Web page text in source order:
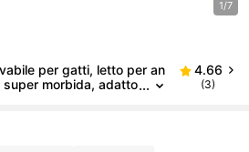
1/7
per gatti, letto per an
super morbida, adatto
4.66
(3)